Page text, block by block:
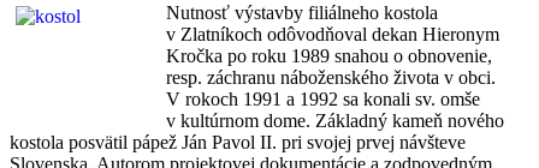
Nutnosť výstavby filiálneho kostola
v Zlatníkoch odôvodňoval dekan Hieronym
Kročka po roku 1989 snahou o obnovenie,
resp. záchranu náboženského života v obci.
V rokoch 1991 a 1992 sa konali sv. omše
v kultúrnom dome. Základný kameň nového
kostola posvätil pápež Ján Pavol II. pri svojej prvej návšteve
Slovenska. Autorom projektovej dokumentácie a zodpovedným